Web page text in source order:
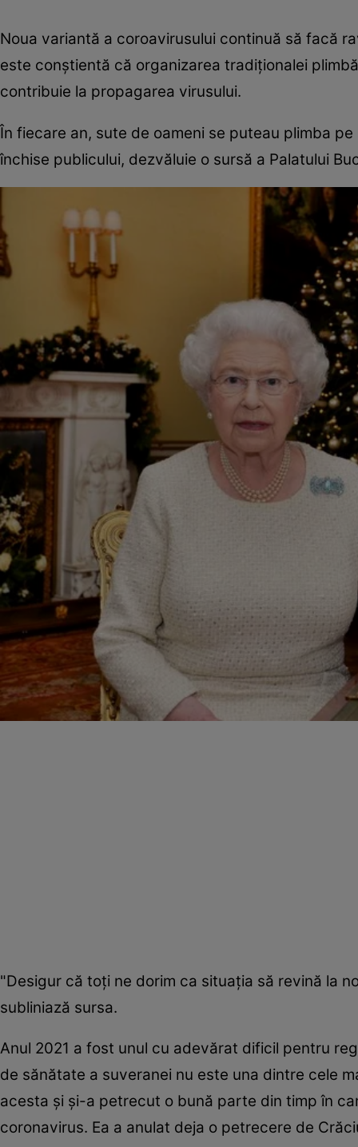
Noua variantă a coroavirusului continuă să facă
este conștientă că organizarea tradiționalei
contribuie la propagarea virusului.
În fiecare an, sute de oameni se puteau plimba
închise publicului, dezvăluie o sursă a Palatului
"Desigur că toți ne dorim ca situația să revină la
subliniază sursa.
Anul 2021 a fost unul cu adevărat dificil pentru
de sănătate a suveranei nu este una dintre cele
acesta și și-a petrecut o bună parte din timp în
coronavirus. Ea a anulat deja o petrecere de